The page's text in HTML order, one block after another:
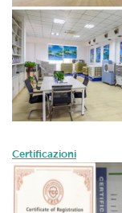
Certificazioni